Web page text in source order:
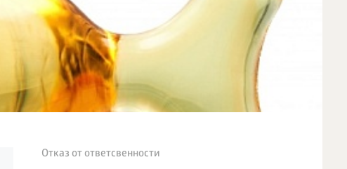
Отказ от ответсвенности